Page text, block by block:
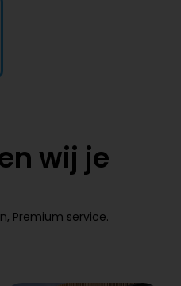
wij je
Premium service.